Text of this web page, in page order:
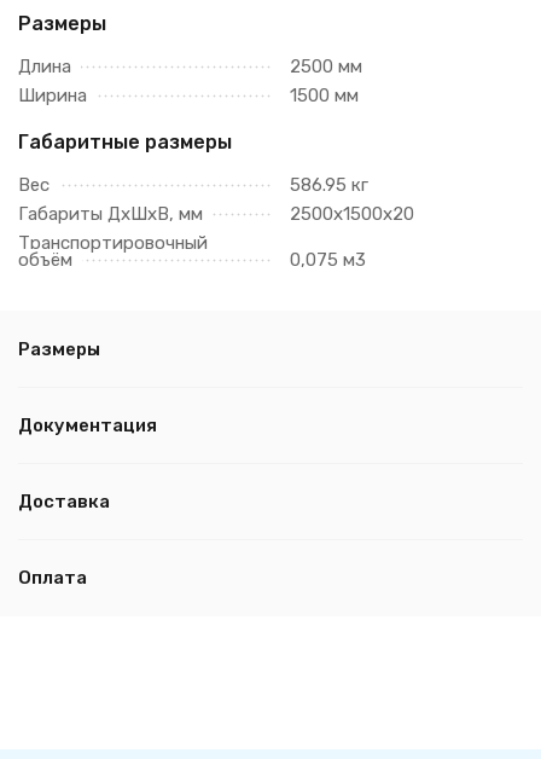
Размеры
Длина
2500 мм
Ширина
1500 мм
Габаритные размеры
Вес
586.95 кг
Габариты ДхШхВ, мм
2500х1500х20
Транспортировочный
объём 0,075 м3
Размеры
Документация
Доставка
Оплата